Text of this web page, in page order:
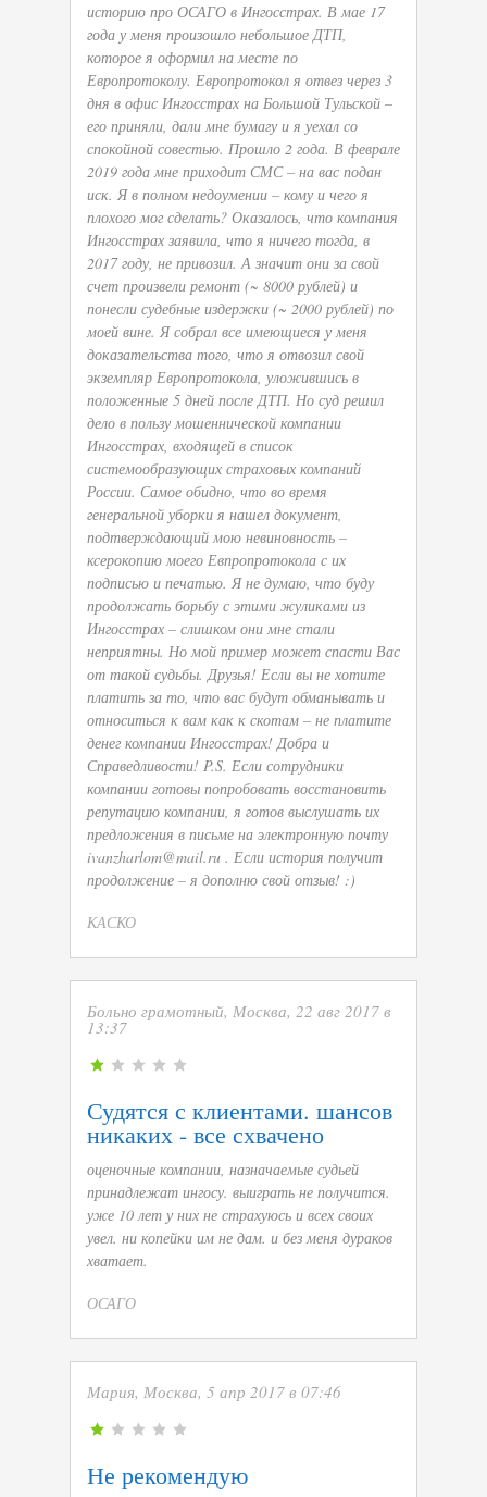
историю про ОСАГО в Ингосстрах. В мае 17
года у меня произошло небольшое ДТП,
которое я оформил на месте по
Европротоколу. Европротокол я отвез через 3
дня в офис Ингосстрах на Большой Тульской –
его приняли, дали мне бумагу и я уехал со
спокойной совестью. Прошло 2 года. В феврале
2019 года мне приходит СМС – на вас подан
иск. Я в полном недоумении – кому и чего я
плохого мог сделать? Оказалось, что компания
Ингосстрах заявила, что я ничего тогда, в
2017 году, не привозил. А значит они за свой
счет произвели ремонт (~ 8000 рублей) и
понесли судебные издержки (~ 2000 рублей) по
моей вине. Я собрал все имеющиеся у меня
доказательства того, что я отвозил свой
экземпляр Европротокола, уложившись в
положенные 5 дней после ДТП. Но суд решил
дело в пользу мошеннической компании
Ингосстрах, входящей в список
системообразующих страховых компаний
России. Самое обидно, что во время
генеральной уборки я нашел документ,
подтверждающий мою невиновность –
ксерокопию моего Евпропротокола с их
подписью и печатью. Я не думаю, что буду
продолжать борьбу с этими жуликами из
Ингосстрах – слишком они мне стали
неприятны. Но мой пример может спасти Вас
от такой судьбы. Друзья! Если вы не хотите
платить за то, что вас будут обманывать и
относиться к вам как к скотам – не платите
денег компании Ингосстрах! Добра и
Справедливости! P.S. Если сотрудники
компании готовы попробовать восстановить
репутацию компании, я готов выслушать их
предложения в письме на электронную почту
ivanzharlom@mail.ru . Если история получит
продолжение – я дополню свой отзыв! :)
КАСКО
Больно грамотный, Москва, 22 авг 2017 в
13:37
Судятся с клиентами. шансов
никаких - все схвачено
оценочные компании, назначаемые судьей
принадлежат ингосу. выиграть не получится.
уже 10 лет у них не страхуюсь и всех своих
увел. ни копейки им не дам. и без меня дураков
хватает.
ОСАГО
Мария, Москва, 5 апр 2017 в 07:46
Не рекомендую